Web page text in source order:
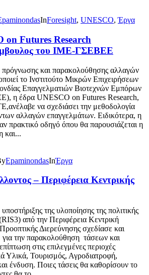
InForesight, UNESCO, Έργα
Futures Research
του ΙΜΕ-ΓΣΕΒΕΕ
πρόγνωσης και παρακολούθησης αλλαγών
το Ινστιτούτο Μικρών Επιχειρήσεων
Επαγγελματιών Βιοτεχνών Εμπόρων
η έδρα UNESCO on Futures Research,
να σχεδιάσει την μεθοδολογία
αλλαγών επαγγελμάτων. Ειδικότερα, η
πρακτικό οδηγό όπου θα παρουσιάζεται η
και...
EpaminondasInΈργα
– Περιφέρεια Κεντρικής
της υλοποίησης της πολιτικής
από την Περιφέρεια Κεντρική
Διερεύνησης σχεδίασε και
την παρακολούθηση τάσεων και
στις επιλεγμένες περιοχές
Υλικά, Τουρισμός, Αγροδιατροφή,
ένδυση. Ποιες τάσεις θα καθορίσουν το